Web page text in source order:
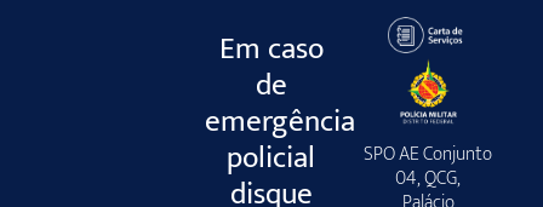
Em caso
de
emergência
policial
disque
SPO AE Conjunto
04, QCG,